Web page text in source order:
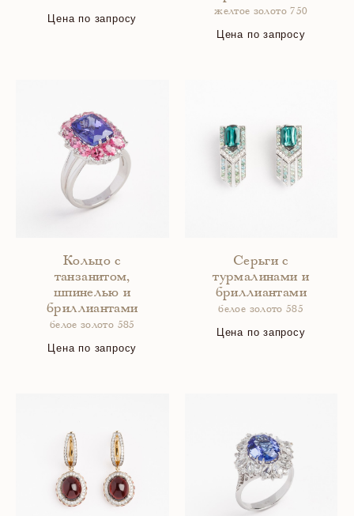
Цена по запросу
желтое золото 750
Цена по запросу
Кольцо с
танзанитом,
шпинелью и
бриллиантами
белое золото 585
Цена по запросу
Серьги с
турмалинами и
бриллиантами
белое золото 585
Цена по запросу